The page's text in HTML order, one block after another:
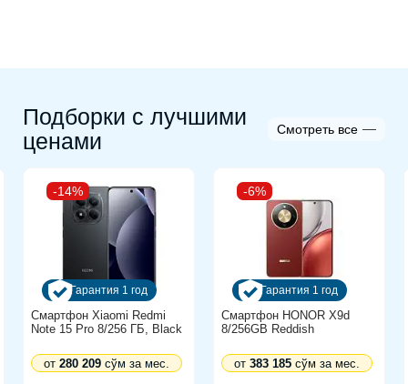
Подборки с лучшими
ценами
Смотреть все
-14%
Гарантия 1 год
Смартфон Xiaomi Redmi
Note 15 Pro 8/256 ГБ, Black
от 280 209сўм за мес.
-6%
Гарантия 1 год
Смартфон HONOR X9d
8/256GB Reddish
от 383 185сўм за мес.